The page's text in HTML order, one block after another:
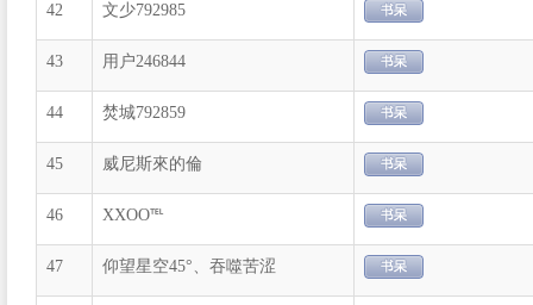
42 文少792985
43 用户246844
44 焚城792859
45 威尼斯來的倫
46 XXOO℡
47 仰望星空45°、吞噬苦涩